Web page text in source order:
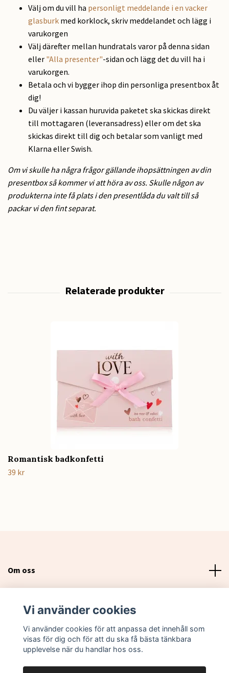
Välj om du vill ha personligt meddelande i en vacker
glasburk med korklock, skriv meddelandet och lägg i
varukorgen
Välj därefter mellan hundratals varor på denna sidan
eller "Alla presenter"-sidan och lägg det du vill ha i
varukorgen.
Betala och vi bygger ihop din personliga presentbox åt
dig!
Du väljer i kassan huruvida paketet ska skickas direkt
till mottagaren (leveransadress) eller om det ska
skickas direkt till dig och betalar som vanligt med
Klarna eller Swish.
Om vi skulle ha några frågor gällande ihopsättningen av din
presentbox så kommer vi att höra av oss. Skulle någon av
produkterna inte få plats i den presentlåda du valt till så
packar vi den fint separat.
Romantisk badkonfetti
39 kr
Om oss
Sociala medier
Vi använder cookies
Vi använder cookies för att anpassa det innehåll som
visas för dig och för att du ska få bästa tänkbara
upplevelse när du handlar hos oss.